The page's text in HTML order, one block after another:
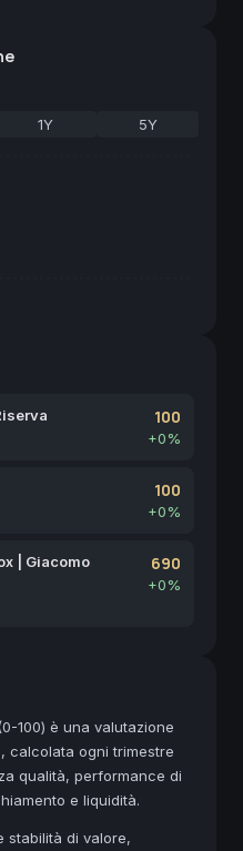
1Y 5Y
100
+0%
100
+0%
| Giacomo
690
+0%
100) è una valutazione
calcolata ogni trimestre
qualità, performance di
e liquidità.
stabilità di valore,